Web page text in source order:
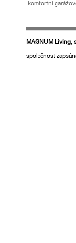
komfortní
MAGNUM Living,
společnost